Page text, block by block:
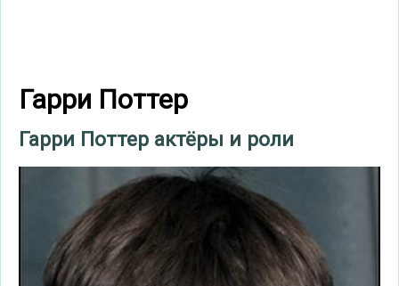
Гарри Поттер
Гарри Поттер актёры и роли